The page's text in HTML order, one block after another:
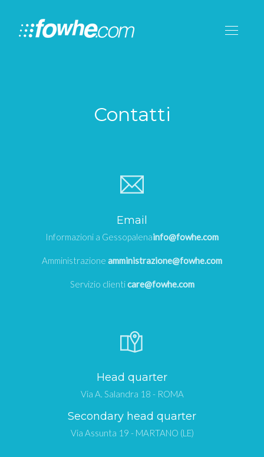
Contatti
Email
Informazioni a Gessopalenainfo@fowhe.com
Amministrazione amministrazione@fowhe.com
Servizio clienticare@fowhe.com
Head quarter
Via A. Salandra 18 - ROMA
Secondary head quarter
Via Assunta 19 - MARTANO (LE)